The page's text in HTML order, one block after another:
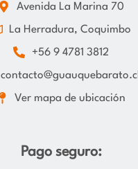
Avenida La Marina 70
La Herradura, Coquimbo
+56 9 4781 3812
contacto@guauquebarato.cl
Ver mapa de ubicación
Pago seguro: